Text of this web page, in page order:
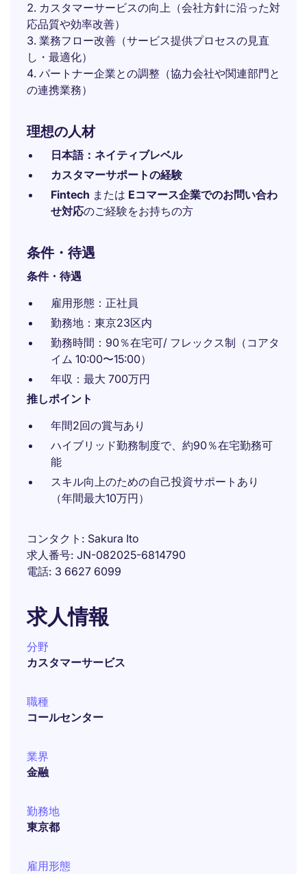
カスタマーサービスの向上（会社方針に沿った対
応品質や効率改善）
業務フロー改善（サービス提供プロセスの見直
し・最適化）
パートナー企業との調整（協力会社や関連部門と
の連携業務）
理想の人材
日本語：ネイティブレベル
カスタマーサポートの経験
Fintech または Eコマース企業でのお問い合わ
せ対応のご経験をお持ちの方
条件・待遇
条件・待遇
雇用形態：正社員
勤務地：東京23区内
勤務時間：90％在宅可/ フレックス制（コアタ
イム 10:00〜15:00）
年収：最大 700万円
推しポイント
年間2回の賞与あり
ハイブリッド勤務制度で、約90％在宅勤務可
能
スキル向上のための自己投資サポートあり
（年間最大10万円）
コンタクト
Sakura Ito
求人番号 JN-082025-6814790
電話 3 6627 6099
求人情報
分野
カスタマーサービス
職種
コールセンター
業界
金融
勤務地
東京都
雇用形態